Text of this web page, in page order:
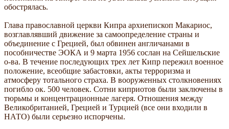
обострялась.
Глава православной церкви Кипра архиепископ Макариос,
возглавлявший движение за самоопределение страны и
объединение с Грецией, был обвинен англичанами в
пособничестве ЭОКА и 9 марта 1956 сослан на Сейшельские
о-ва. В течение последующих трех лет Кипр пережил военное
положение, всеобщие забастовки, акты терроризма и
атмосферу тотального страха. В вооруженных столкновениях
погибло ок. 500 человек. Сотни киприотов были заключены в
тюрьмы и концентрационные лагеря. Отношения между
Великобританией, Грецией и Турцией (все они входили в
НАТО) были серьезно испорчены.